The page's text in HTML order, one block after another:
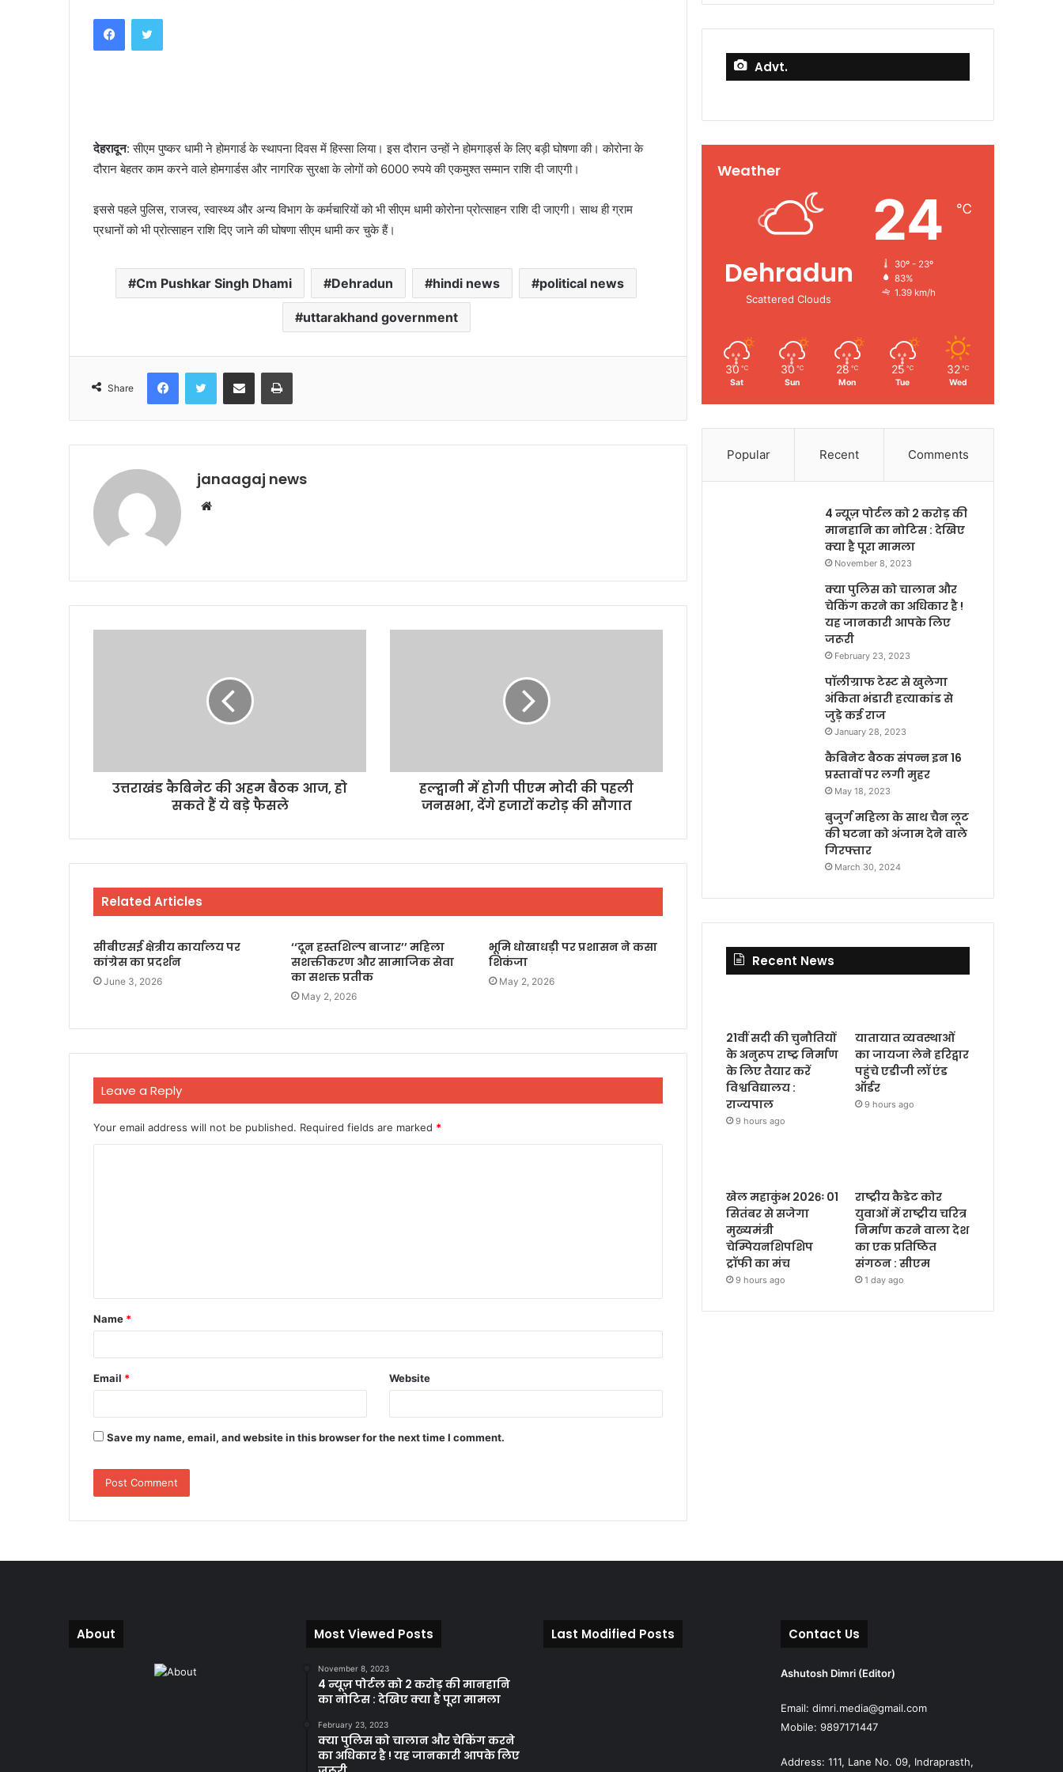
FacebookTwitter
देहरादून: सीएम पुष्कर धामी ने होमगार्ड के स्थापना दिवस में हिस्सा लिया। इस दौरान उन्हों ने होमगार्ड्स के लिए बड़ी घोषणा की। कोरोना के
दौरान बेहतर काम करने वाले होमगार्डस और नागरिक सुरक्षा के लोगों को 6000 रुपये की एकमुश्त सम्मान राशि दी जाएगी।
इससे पहले पुलिस, राजस्व, स्वास्थ्य और अन्य विभाग के कर्मचारियों को भी सीएम धामी कोरोना प्रोत्साहन राशि दी जाएगी। साथ ही ग्राम
प्रधानों को भी प्रोत्साहन राशि दिए जाने की घोषणा सीएम धामी कर चुके हैं।
Cm Pushkar Singh Dhami Dehradun hindi news political news
uttarakhand government
Share
FacebookTwitter Share via Email Print
janaagaj news
Website
उत्तराखंड कैबिनेट की अहम बैठक आज, हो
सकते हैं ये बड़े फैसले
हल्द्वानी में होगी पीएम मोदी की पहली
जनसभा, देंगे हजारों करोड़ की सौगात
Related Articles
सीबीएसई क्षेत्रीय कार्यालय पर
कांग्रेस का प्रदर्शन
June 3, 2026
‘‘दून हस्तशिल्प बाजार’’ महिला
सशक्तीकरण और सामाजिक सेवा
का सशक्त प्रतीक
May 2, 2026
भूमि धोखाधड़ी पर प्रशासन ने कसा
शिकंजा
May 2, 2026
Leave a Reply
Your email address will not be published. Required fields are marked *
t
*
Name *
Email * Website
Save my name, email, and website in this browser for the next time I comment.
Advt.
Weather
Dehradun
Scattered Clouds
24 ℃
30º - 23º
83%
1.39 km/h
30 ℃
Sat
30 ℃
Sun
28 ℃
Mon
25 ℃
Tue
32 ℃
Wed
Popular Recent Comments
4 न्यूज़ पोर्टल को 2 करोड़ की
मानहानि का नोटिस : देखिए
क्या है पूरा मामला
November 8, 2023
क्या पुलिस को चालान और
चेकिंग करने का अधिकार है !
यह जानकारी आपके लिए
जरूरी
February 23, 2023
पॉलीग्राफ टेस्ट से खुलेगा
अंकिता भंडारी हत्याकांड से
जुड़े कई राज
January 28, 2023
कैबिनेट बैठक संपन्न इन 16
प्रस्तावों पर लगी मुहर
May 18, 2023
बुजुर्ग महिला के साथ चैन लूट
की घटना को अंजाम देने वाले
गिरफ्तार
March 30, 2024
Recent News
21वीं सदी की चुनौतियों
के अनुरूप राष्ट्र निर्माण
के लिए तैयार करें
विश्वविद्यालय :
राज्यपाल
9 hours ago
यातायात व्यवस्थाओं
का जायजा लेने हरिद्वार
पहुंचे एडीजी लॉ एंड
ऑर्डर
9 hours ago
खेल महाकुंभ 2026ः 01
सितंबर से सजेगा
मुख्यमंत्री
चेम्पियनशिपशिप
ट्रॉफी का मंच
9 hours ago
राष्ट्रीय कैडेट कोर
युवाओं में राष्ट्रीय चरित्र
निर्माण करने वाला देश
का एक प्रतिष्ठित
संगठन : सीएम
1 day ago
About Most Viewed Posts
November 8, 2023
4 न्यूज़ पोर्टल को 2 करोड़ की मानहानि
का नोटिस : देखिए क्या है पूरा मामला
February 23, 2023
क्या पुलिस को चालान और चेकिंग करने
का अधिकार है ! यह जानकारी आपके लिए
Last Modified Posts Contact Us
Ashutosh Dimri (Editor)
Email: dimri.media@gmail.com
Mobile: 9897171447
Address: 111, Lane No. 09, Indraprasth,